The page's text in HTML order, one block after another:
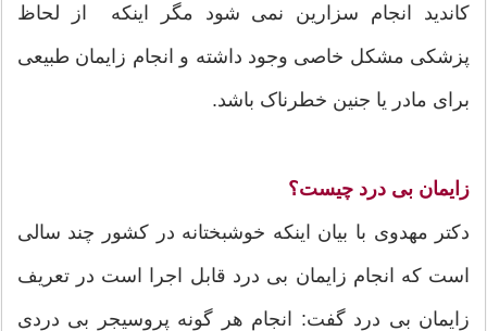
کاندید انجام سزارین نمی شود مگر اینکه از لحاظ
پزشکی مشکل خاصی وجود داشته و انجام زایمان طبیعی
برای مادر یا جنین خطرناک باشد.
زایمان بی درد چیست؟
دکتر مهدوی با بیان اینکه خوشبختانه در کشور چند سالی
است که انجام زایمان بی درد قابل اجرا است در تعریف
زایمان بی درد گفت: انجام هر گونه پروسیجر بی دردی